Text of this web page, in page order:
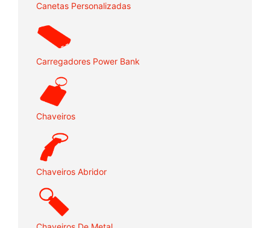
Canetas Personalizadas
Carregadores Power Bank
Chaveiros
Chaveiros Abridor